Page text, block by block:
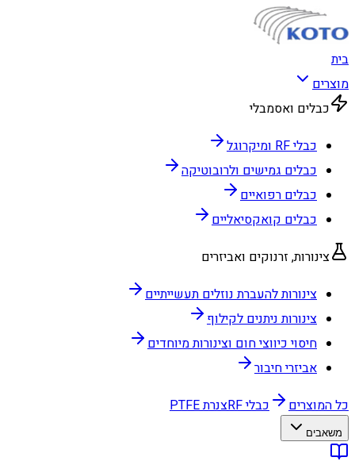
בית
מוצרים
כבלים ואסמבלי
כבלי RF ומיקרוגל
כבלים גמישים ולרובוטיקה
כבלים רפואיים
כבלים קואקסיאליים
צינורות, זרנוקים ואביזרים
צינורות להעברת נוזלים תעשייתיים
צינורות ניתנים לקילוף
חיסוי כיווצי חום וצינורות מיוחדים
אביזרי חיבור
כל המוצרים
כבלי RF צנרת PTFE
משאבים